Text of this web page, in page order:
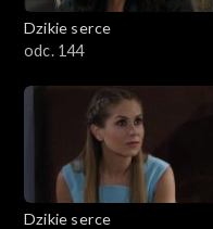
Dzikie serce
odc. 144
Dzikie serce